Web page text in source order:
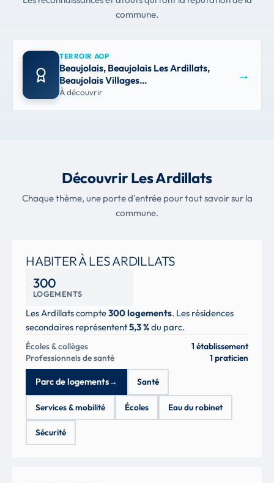
commune.
TERROIR AOP
Beaujolais, Beaujolais Les Ardillats,
Beaujolais Villages…
À découvrir
→
Découvrir Les Ardillats
Chaque thème, une porte d'entrée pour tout savoir sur la
commune.
HABITER À LES ARDILLATS
300
LOGEMENTS
Les Ardillats compte300 logements. Les résidences
secondaires représentent5,3 %du parc.
Écoles & collèges
1 établissement
Professionnels de santé
1 praticien
Parc de logements→ Santé
Services & mobilité Écoles Eau du robinet
Sécurité